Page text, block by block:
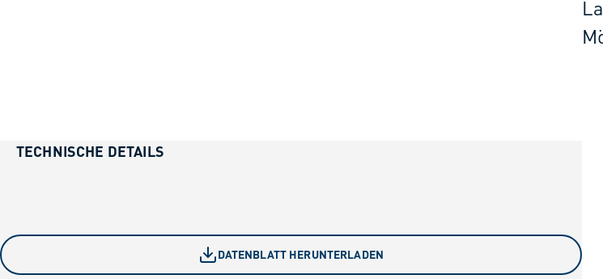
TECHNISCHE DETAILS
DATENBLATT HERUNTERLADEN